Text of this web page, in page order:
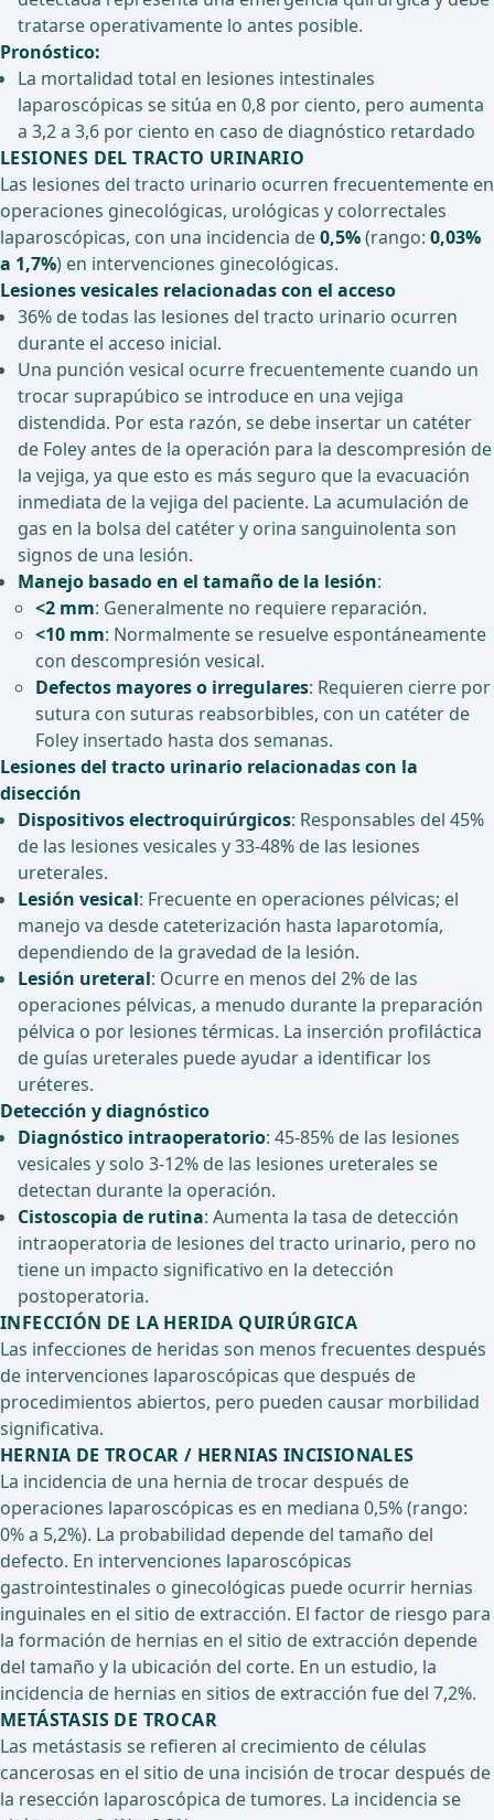
tratarse operativamente lo antes posible.
Pronóstico:
La mortalidad total en lesiones intestinales
laparoscópicas se sitúa en 0,8 por ciento, pero aumenta
a 3,2 a 3,6 por ciento en caso de diagnóstico retardado
LESIONES DEL TRACTO URINARIO
Las lesiones del tracto urinario ocurren frecuentemente en
operaciones ginecológicas, urológicas y colorrectales
laparoscópicas, con una incidencia de0,5%(rango: 0,03%
a 1,7%) en intervenciones ginecológicas.
Lesiones vesicales relacionadas con el acceso
36% de todas las lesiones del tracto urinario ocurren
durante el acceso inicial.
Una punción vesical ocurre frecuentemente cuando un
trocar suprapúbico se introduce en una vejiga
distendida. Por esta razón, se debe insertar un catéter
de Foley antes de la operación para la descompresión de
la vejiga, ya que esto es más seguro que la evacuación
inmediata de la vejiga del paciente. La acumulación de
gas en la bolsa del catéter y orina sanguinolenta son
signos de una lesión.
Manejo basado en el tamaño de la lesión:
<2 mm: Generalmente no requiere reparación.
<10 mm: Normalmente se resuelve espontáneamente
con descompresión vesical.
Defectos mayores o irregulares: Requieren cierre por
sutura con suturas reabsorbibles, con un catéter de
Foley insertado hasta dos semanas.
Lesiones del tracto urinario relacionadas con la
disección
Dispositivos electroquirúrgicos: Responsables del 45%
de las lesiones vesicales y 33-48% de las lesiones
ureterales.
Lesión vesical: Frecuente en operaciones pélvicas; el
manejo va desde cateterización hasta laparotomía,
dependiendo de la gravedad de la lesión.
Lesión ureteral: Ocurre en menos del 2% de las
operaciones pélvicas, a menudo durante la preparación
pélvica o por lesiones térmicas. La inserción profiláctica
de guías ureterales puede ayudar a identificar los
uréteres.
Detección y diagnóstico
Diagnóstico intraoperatorio: 45-85% de las lesiones
vesicales y solo 3-12% de las lesiones ureterales se
detectan durante la operación.
Cistoscopia de rutina: Aumenta la tasa de detección
intraoperatoria de lesiones del tracto urinario, pero no
tiene un impacto significativo en la detección
postoperatoria.
INFECCIÓN DE LA HERIDA QUIRÚRGICA
Las infecciones de heridas son menos frecuentes después
de intervenciones laparoscópicas que después de
procedimientos abiertos, pero pueden causar morbilidad
significativa.
HERNIA DE TROCAR / HERNIAS INCISIONALES
La incidencia de una hernia de trocar después de
operaciones laparoscópicas es en mediana 0,5% (rango:
0% a 5,2%). La probabilidad depende del tamaño del
defecto. En intervenciones laparoscópicas
gastrointestinales o ginecológicas puede ocurrir hernias
inguinales en el sitio de extracción. El factor de riesgo para
la formación de hernias en el sitio de extracción depende
del tamaño y la ubicación del corte. En un estudio, la
incidencia de hernias en sitios de extracción fue del 7,2%.
METÁSTASIS DE TROCAR
Las metástasis se refieren al crecimiento de células
cancerosas en el sitio de una incisión de trocar después de
la resección laparoscópica de tumores. La incidencia se